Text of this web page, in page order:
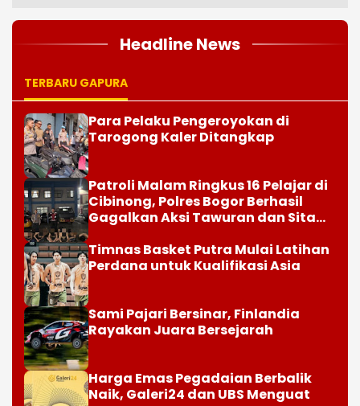
Headline News
TERBARU GAPURA
Para Pelaku Pengeroyokan di
Tarogong Kaler Ditangkap
Patroli Malam Ringkus 16 Pelajar di
Cibinong, Polres Bogor Berhasil
Gagalkan Aksi Tawuran dan Sita
Timnas Basket Putra Mulai Latihan
Perdana untuk Kualifikasi Asia
Sami Pajari Bersinar, Finlandia
Rayakan Juara Bersejarah
Harga Emas Pegadaian Berbalik
Naik, Galeri24 dan UBS Menguat